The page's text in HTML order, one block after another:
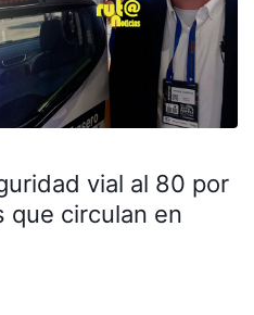
vial al 80 por
que circulan en